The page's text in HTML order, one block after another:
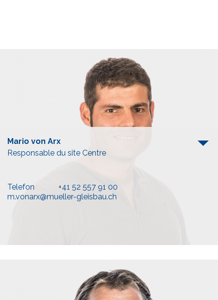
Mario von Arx
Responsable du site Centre
Telefon
+41 52 557 91 00
m.vonarx@mueller-gleisbau.ch